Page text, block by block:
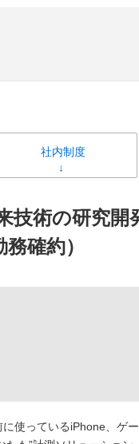
社内制度
技術の研究開
確約）
使っているiPhone、ゲ